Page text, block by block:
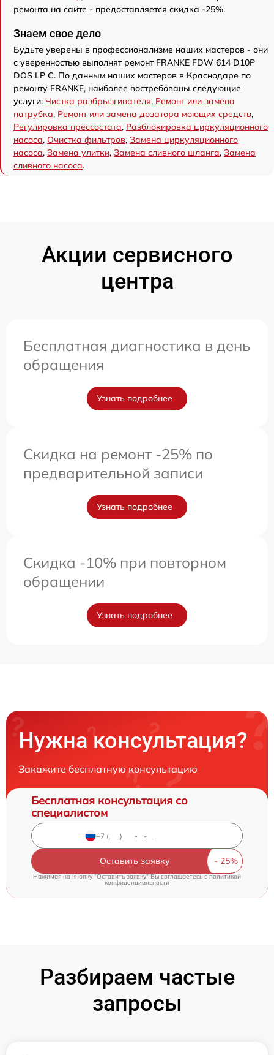
ремонта на сайте - предоставляется скидка -25%.
Знаем свое дело
Будьте уверены в профессионализме наших мастеров - они
с уверенностью выполнят ремонт FRANKE FDW 614 D10P
DOS LP C. По данным наших мастеров в Краснодаре по
ремонту FRANKE, наиболее востребованы следующие
услуги: Чистка разбрызгивателя, Ремонт или замена
патрубка, Ремонт или замена дозатора моющих средств,
Регулировка прессостата, Разблокировка циркуляционного
насоса, Очистка фильтров, Замена циркуляционного
насоса, Замена улитки, Замена сливного шланга, Замена
сливного насоса.
Акции сервисного
центра
Бесплатная диагностика в день
обращения
Узнать подробнее
Скидка на ремонт -25% по
предварительной записи
Узнать подробнее
Скидка -10% при повторном
обращении
Узнать подробнее
Нужна консультация?
Закажите бесплатную консультацию
Бесплатная консультация со
специалистом
Оставить заявку
Нажимая на кнопку "Оставить заявку" Вы соглашаетесь c политикой
конфиденциальности
Разбираем частые
запросы